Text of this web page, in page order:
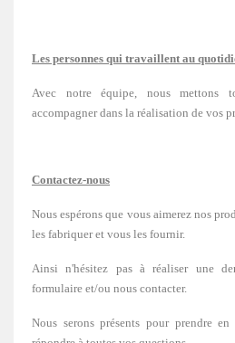
Les personnes qui travaillent au
Avec notre équipe, nous mettons
accompagner dans la réalisation de vos
Contactez-nous
Nous espérons que vous aimerez nos
les fabriquer et vous les fournir.
Ainsi n'hésitez pas à réaliser une
formulaire et/ou nous contacter.
Nous serons présents pour prendre